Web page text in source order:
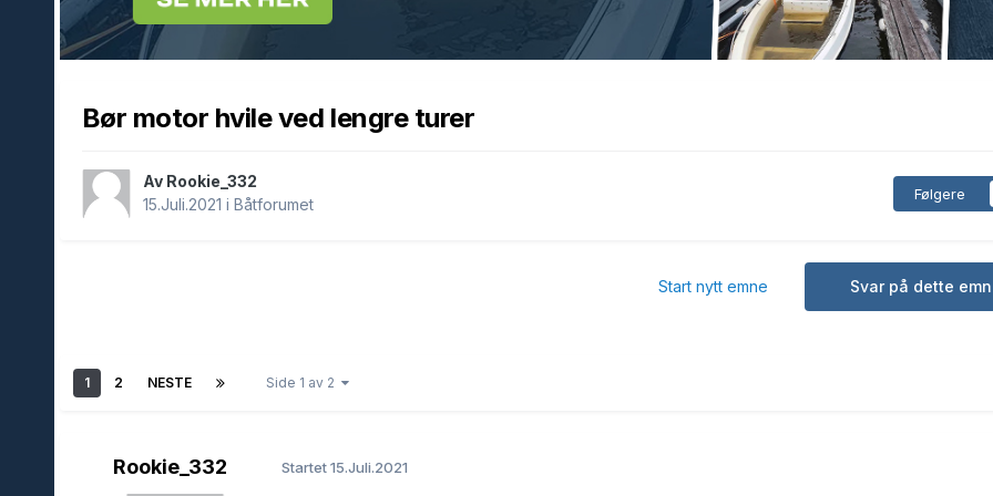
Bør motor hvile ved lengre turer
Av Rookie_332
15.Juli.2021 i Båtforumet
Følgere
Svar på dette
Start nytt emne
1 2 NESTE Side 1 av 2
Rookie_332 Startet15.Juli.2021